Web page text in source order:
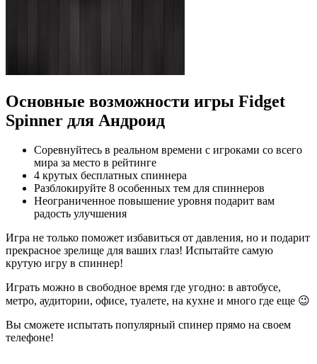
Основные возможности игры Fidget
Spinner для Андроид
Соревнуйтесь в реальном времени с игроками со всего
мира за место в рейтинге
4 крутых бесплатных спиннера
Разблокируйте 8 особенных тем для спиннеров
Неограниченное повышение уровня подарит вам
радость улучшения
Игра не только поможет избавиться от давления, но и подарит
прекрасное зрелище для ваших глаз! Испытайте самую
крутую игру в спиннер!
Играть можно в свободное время где угодно: в автобусе,
метро, аудитории, офисе, туалете, на кухне и много где еще 😉
Вы сможете испытать популярный спинер прямо на своем
телефоне!